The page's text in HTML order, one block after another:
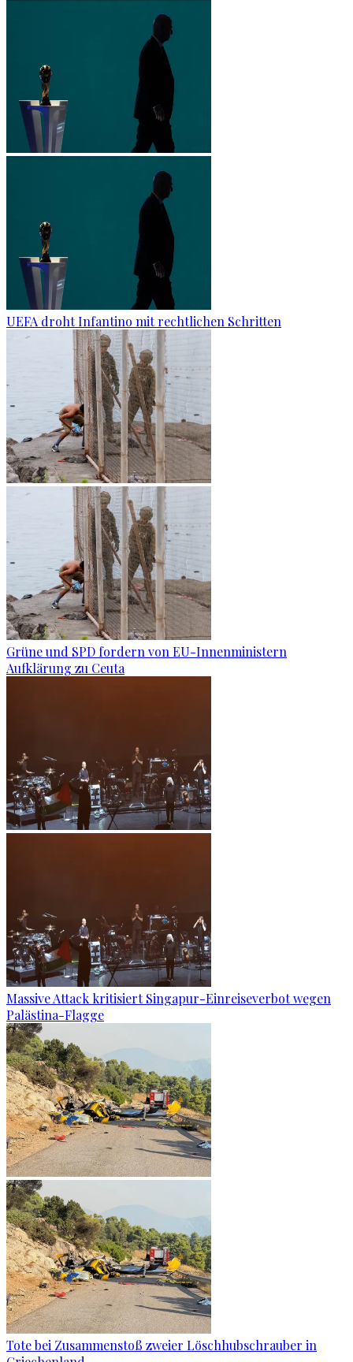
UEFA droht Infantino mit rechtlichen Schritten
Grüne und SPD fordern von EU-Innenministern
Aufklärung zu Ceuta
Massive Attack kritisiert Singapur-Einreiseverbot wegen
Palästina-Flagge
Tote bei Zusammenstoß zweier Löschhubschrauber in